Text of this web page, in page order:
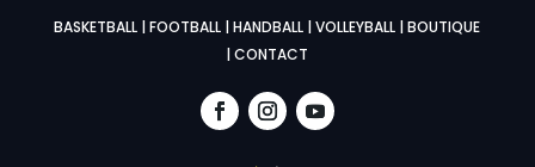
BASKETBALL |FOOTBALL |HANDBALL |VOLLEYBALL |BOUTIQUE
|CONTACT